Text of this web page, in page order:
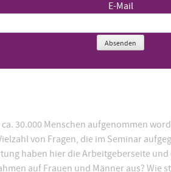
30.000 Menschen aufgenommen
von Fragen, die im Seminar
haben hier die Arbeitgeberseite
auf Frauen und Männer aus? Wie
E-Mail
Absenden